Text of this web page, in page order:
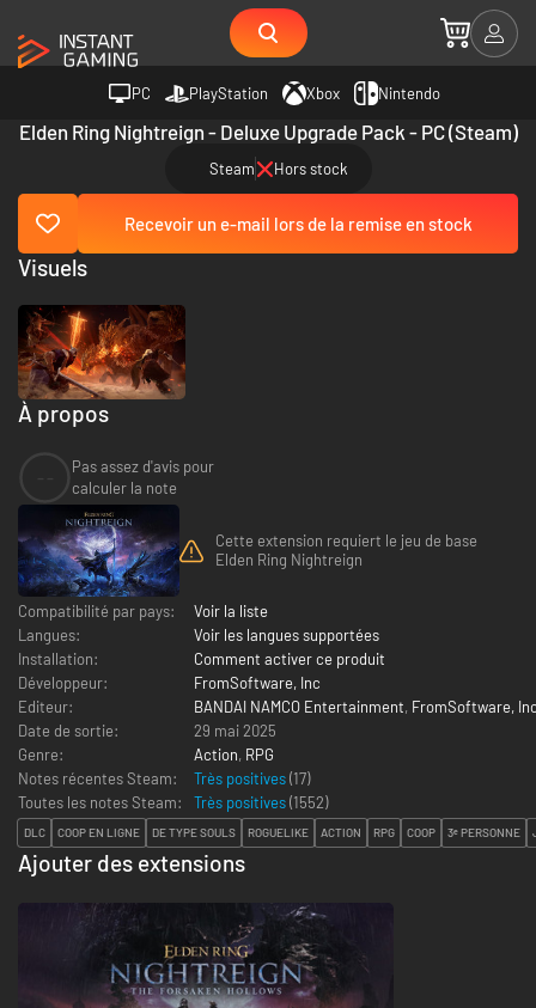
PC PlayStation Xbox Nintendo
Elden Ring Nightreign - Deluxe Upgrade Pack - PC (Steam)
Steam Hors stock
Recevoir un e-mail lors de la remise en stock
À propos
Pas assez d'avis pour
calculer la note
Cette extension requiert le jeu de base
Elden Ring Nightreign
Compatibilité par pays:
Voir la liste
Langues:
Voir les langues supportées
Installation:
Comment activer ce produit
Développeur:
FromSoftware, Inc
Editeur:
BANDAI NAMCO Entertainment, FromSoftware,
Date de sortie:
29 mai 2025
Genre:
Action, RPG
Notes récentes Steam:
Très positives(17)
Toutes les notes Steam:
Très positives(1552)
DLC COOP EN LIGNE DE TYPE SOULS ROGUELIKE ACTION RPG COOP 3ᵉ PERSONNE
Ajouter des extensions
Visuels